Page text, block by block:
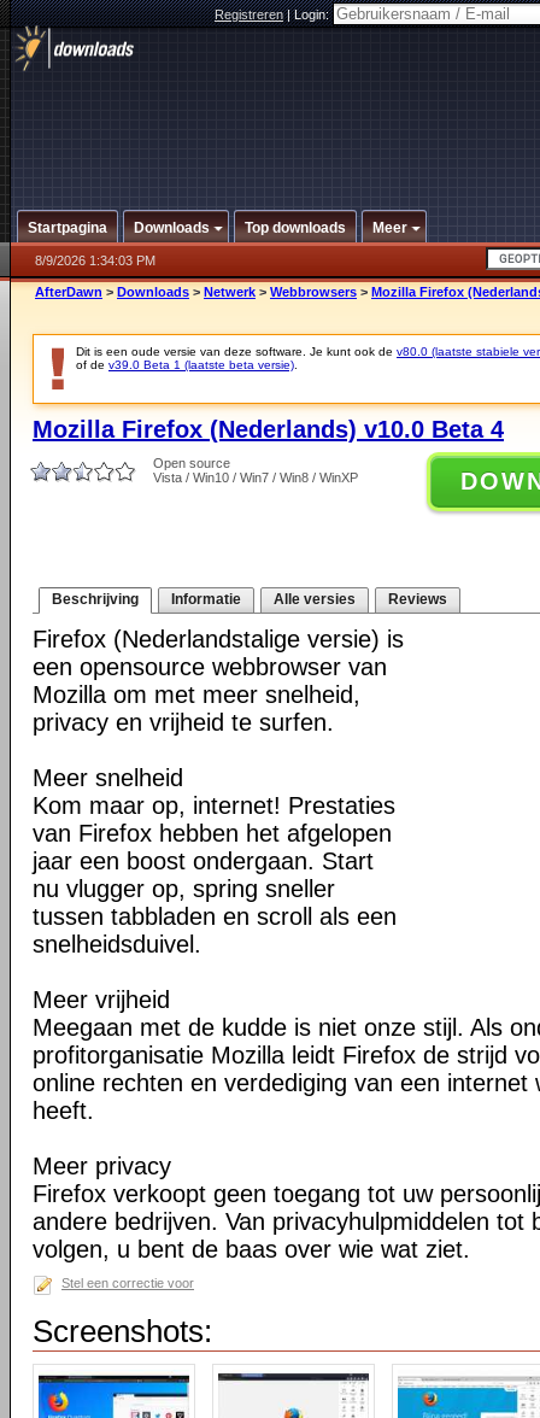
Registreren|Login:
Startpagina Downloads Top downloads Meer
8/9/2026 1:34:03 PM
AfterDawn > Downloads > Netwerk > Webbrowsers > Mozilla Firefox
Dit is een oude versie van deze software. Je kunt ook de v80.0 (laatste stabiele
of de v39.0 Beta 1 (laatste beta versie)
Mozilla Firefox (Nederlands) v10.0 Beta 4
Open source
Vista / Win10 / Win7 / Win8 / WinXP
Beschrijving Informatie Alle versies Reviews
Firefox (Nederlandstalige versie) is
een opensource webbrowser van
Mozilla om met meer snelheid,
privacy en vrijheid te surfen.
Meer snelheid
Kom maar op, internet! Prestaties
van Firefox hebben het afgelopen
jaar een boost ondergaan. Start
nu vlugger op, spring sneller
tussen tabbladen en scroll als een
snelheidsduivel.
Meer vrijheid
Meegaan met de kudde is niet onze stijl. Als
profitorganisatie Mozilla leidt Firefox de strijd
online rechten en verdediging van een internet
heeft.
Meer privacy
Firefox verkoopt geen toegang tot uw
andere bedrijven. Van privacyhulpmiddelen tot
volgen, u bent de baas over wie wat ziet.
Stel een correctie voor
Screenshots: